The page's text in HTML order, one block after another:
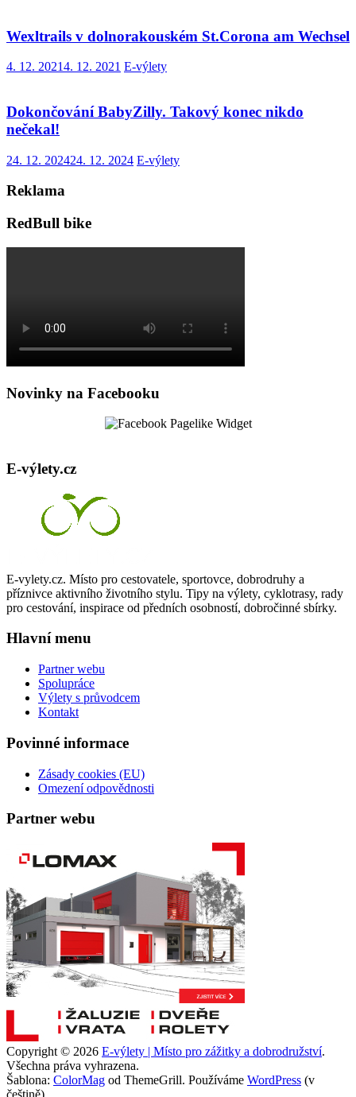
Wexltrails v dolnorakouském St.Corona am Wechsel
4. 12. 20214. 12. 2021 E-výlety
Dokončování BabyZilly. Takový konec nikdo
nečekal!
24. 12. 202424. 12. 2024 E-výlety
Reklama
RedBull bike
Novinky na Facebooku
E-výlety.cz
E-vylety.cz. Místo pro cestovatele, sportovce, dobrodruhy a
příznivce aktivního životního stylu. Tipy na výlety, cyklotrasy, rady
pro cestování, inspirace od předních osobností, dobročinné sbírky.
Hlavní menu
Partner webu
Spolupráce
Výlety s průvodcem
Kontakt
Povinné informace
Zásady cookies (EU)
Omezení odpovědnosti
Partner webu
Copyright © 2026 E-výlety | Místo pro zážitky a dobrodružství.
Všechna práva vyhrazena.
Šablona: ColorMag od ThemeGrill. Používáme WordPress (v
češtině).